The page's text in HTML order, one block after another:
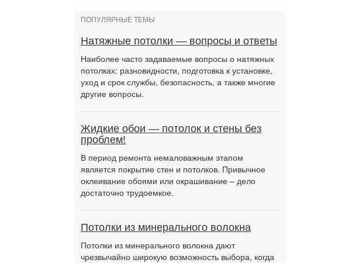
ПОПУЛЯРНЫЕ ТЕМЫ
Натяжные потолки — вопросы и ответы
Наиболее часто задаваемые вопросы о натяжных
потолках: разновидности, подготовка к установке,
уход и срок службы, безопасность, а также многие
другие вопросы.
Жидкие обои — потолок и стены без
проблем!
В период ремонта немаловажным этапом
является покрытие стен и потолков. Привычное
оклеивание обоями или окрашивание – дело
достаточно трудоемкое.
Потолки из минерального волокна
Потолки из минерального волокна дают
чрезвычайно широкую возможность выбора, когда